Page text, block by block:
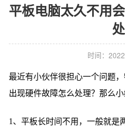
平板电脑太久不用
时间：
最近有小伙伴很担心一个问题，
出现硬件故障怎么处理？那么
1、平板长时间不用，一般就是